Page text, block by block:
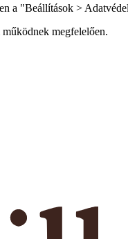
a "Beállítások >
megfelelően.